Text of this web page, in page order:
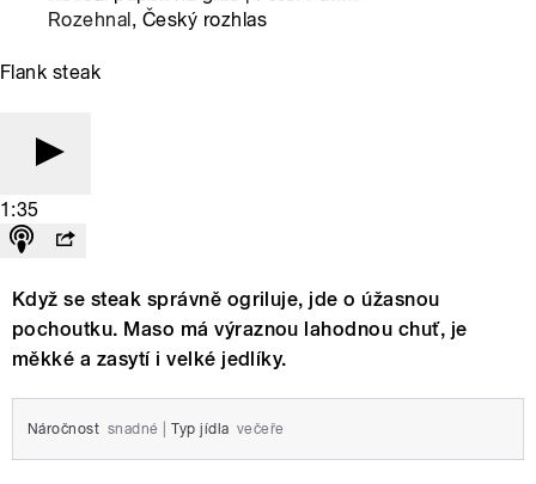
Rozehnal, Český rozhlas
Flank steak
1:35
Když se steak správně ogriluje, jde o úžasnou
pochoutku. Maso má výraznou lahodnou chuť, je
měkké a zasytí i velké jedlíky.
Náročnost snadné Typ jídla večeře